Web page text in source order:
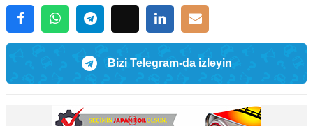
Bizi Telegram-da izləyin